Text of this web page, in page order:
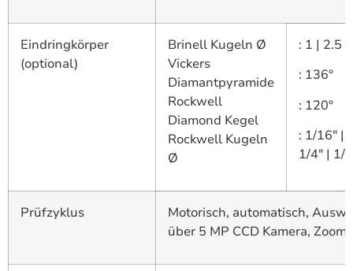
Eindringkörper
(optional)
Brinell Kugeln Ø
Vickers
Diamantpyramide
Rockwell
Diamond Kegel
Rockwell Kugeln
Ø
: 1 | 2.5
: 136°
: 120°
: 1/16″ |
1/4″ | 1/
Prüfzyklus
Motorisch, automatisch,
über 5 MP CCD Kamera,